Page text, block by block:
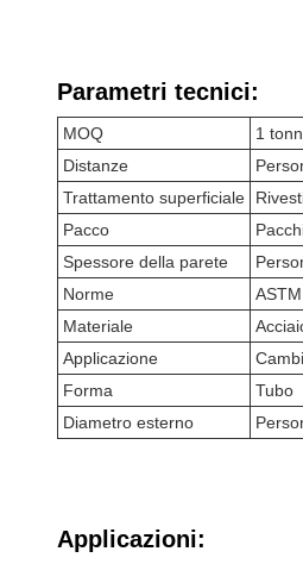
Parametri tecnici:
MOQ
1
Distanze
Trattamento superficiale
Pacco
Spessore della parete
Norme
Materiale
Applicazione
Forma
Tubo
Diametro esterno
Applicazioni: